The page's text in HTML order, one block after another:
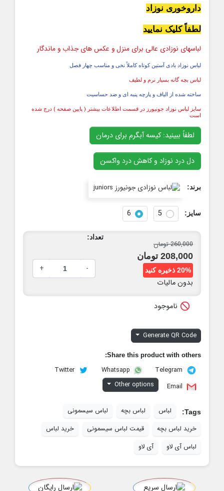
داروخوری نوزاد
لطفاً کلیک نمایید
لباسهای نوزادی عالی برای منزل و عکس های جذاب و ماندگار
لباس نوزاد بادی آستین کوتاه کاملاً نخی و مناسب چهار فصل
لباس بچه گانه بسیار نرم و لطیف
ساخته شده از الیاف و پارچه پنبه ای و ضد حساسیت
سایز لباس نوزاد جونیورز در قسمت اطلاعات بیشتر ( پایین صفحه ) درج شده
است
لطفاً ببینید: کیسه آبگرم برای درمان
دل درد نوزاد و کاهش درد واکسن
برند:
سایز: 5
6
260,000 تومان
208,000 تومان
20% ذخیره کنید
بدون مالیات
تعداد:
-
+
 ناموجود
Generate QR Code
Share this product with others:
Telegram
Whatsapp
Twitter
Email
Other options
Tags: لباس لباس بچه
لباس سیسمونی
خرید لباس بچه
قیمت لباس سیسمونی
خرید لباس
لباس آی لاو
آی لاو